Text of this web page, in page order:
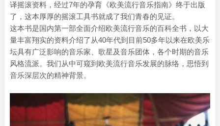
译摇滚资料，经过7年的孕育《欧美流行音乐指南》终于出版
了，这本厚厚的摇滚工具书就成了我们青春的见证。
这本书是国内第一部全面介绍欧美流行音乐的百科全书，以大
量丰富翔实的资料介绍了从40年代到目前50多年以来在欧美乐
坛具有广泛影响的音乐家、歌星及音乐团体，各个时期的音乐
风格流派。我们从中可窥到欧美流行音乐发展的脉络，思悟到
音乐深层次的精神背景。